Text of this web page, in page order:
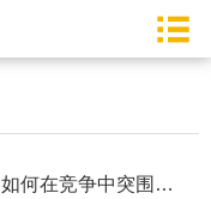
探秘上海二级建筑公司如何在竞争中突围--沪城建工集团有限公司探寻上海二级建筑公司的求胜之道上海建筑二级资质企业